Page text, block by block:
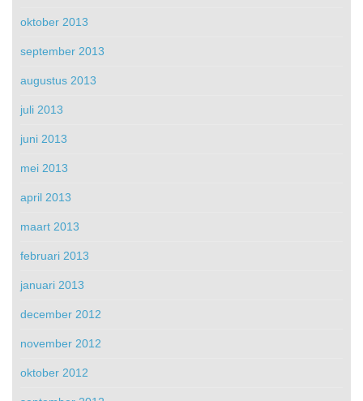
oktober 2013
september 2013
augustus 2013
juli 2013
juni 2013
mei 2013
april 2013
maart 2013
februari 2013
januari 2013
december 2012
november 2012
oktober 2012